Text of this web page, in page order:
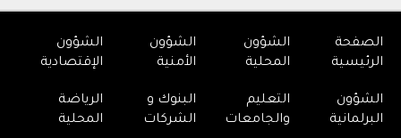
الصفحة
الرئيسية
الشؤون
المحلية
الشؤون
الأمنية
الشؤون
الإقتصادية
الشؤون
البرلمانية
التعليم
والجامعات
البنوك و
الشركات
الرياضة
المحلية